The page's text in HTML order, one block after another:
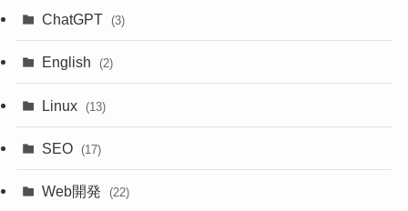
ChatGPT (3)
English (2)
Linux (13)
SEO (17)
Web開発 (22)